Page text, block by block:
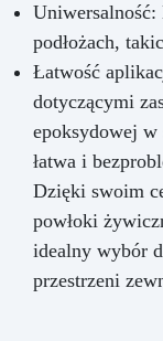
Uniwersalność:
podłożach,
Łatwość
dotyczącymi
epoksydowej
łatwa i
Dzięki swoim
powłoki
idealny wybór
przestrzeni